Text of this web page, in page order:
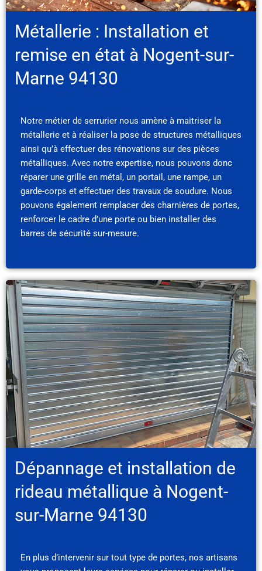
Métallerie : Installation et
remise en état à Nogent-sur-
Marne 94130
Notre métier de serrurier nous amène à maitriser la
métallerie et à réaliser la pose de structures métalliques
ainsi qu’à effectuer des rénovations sur des pièces
métalliques. Avec notre expertise, nous pouvons donc
réparer une grille en métal, un portail, une rampe, un
garde-corps et effectuer des travaux de soudure. Nous
pouvons également remplacer des charnières de portes,
renforcer le cadre d’une porte ou bien installer des
barres de sécurité sur-mesure.
Dépannage et installation de
rideau métallique à Nogent-
sur-Marne 94130
En plus d’intervenir sur tout type de portes, nos artisans